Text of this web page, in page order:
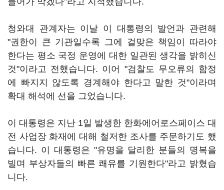
청와대 관계자는 이날 이 대통령의 발언과 관련해
"권한이 큰 기관일수록 그에 걸맞은 책임이 따라야
한다는 평소 국정 운영에 대한 일관된 생각을 밝히신
것"이라고 전했습니다. 이어 "검찰도 무오류의 함정
에 빠지지 않도록 경계해야 한다고 말한 것"이라며
확대 해석에 선을 그었습니다.
이 대통령은 지난 1일 발생한 한화에어로스페이스 대
전 사업장 화재에 대해 철저한 조사를 주문하기도 했
습니다. 이 대통령은 "유명을 달리한 분들의 명복을
빌며 부상자들의 빠른 쾌유를 기원한다"라고 밝혔습
니다.